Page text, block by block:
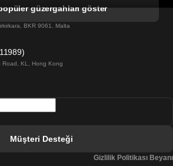
Barselona Sevilla Treni
Belfast Dublin Treni
güzergahları göster
BKR 9061, Malta
Road, KL, Hong Kong
Müşteri Desteği
Gizlilik Politikası Beyanı